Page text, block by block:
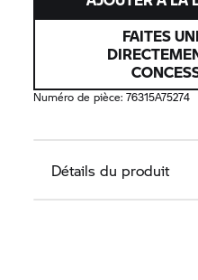
FAITES
Numéro de pièce:76315A75274
Détails du produit